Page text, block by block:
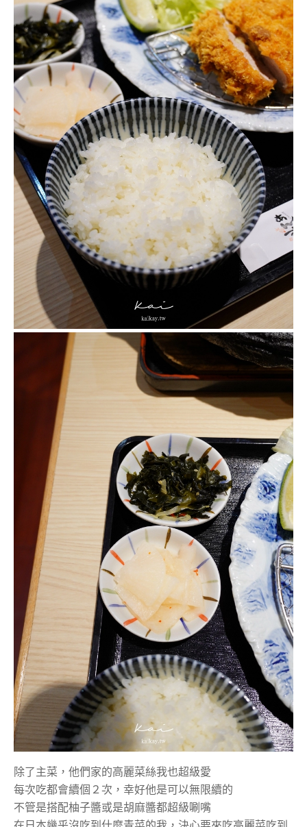
除了主菜，他們家的高麗菜絲我也超級愛
每次吃都會續個２次，幸好他是可以無限續的
不管是搭配柚子醬或是胡麻醬都超級唰嘴